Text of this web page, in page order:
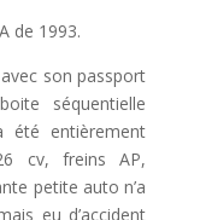
de 1993.
son passport
séquentielle
été entièrement
cv, freins AP,
petite auto n’a
eu d’accident